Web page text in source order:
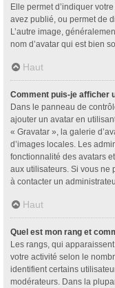
Elle permet d’indiquer
avez publié, ou permet de
L’autre image,
nom d’avatar qui est bien
Haut
Comment puis-je afficher
Dans le panneau de
ajouter un avatar en
« Gravatar », la galerie
d’images locales. Les
fonctionnalité des avatars
aux utilisateurs. Si vous ne
à contacter un
Haut
Quel est mon rang et
Les rangs, qui
votre activité selon le
identifient certains
modérateurs. Dans la